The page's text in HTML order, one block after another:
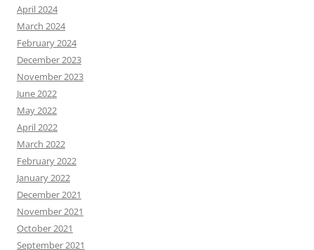
April 2024
March 2024
February 2024
December 2023
November 2023
June 2022
May 2022
April 2022
March 2022
February 2022
January 2022
December 2021
November 2021
October 2021
September 2021